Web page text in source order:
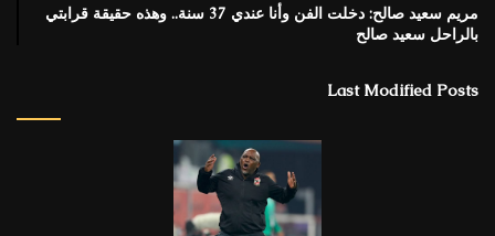
مريم سعيد صالح: دخلت الفن وأنا عندي 37 سنة.. وهذه حقيقة قرابتي
بالراحل سعيد صالح
Last Modified Posts